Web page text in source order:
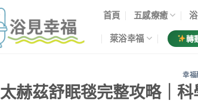
首頁 五感療癒
萊浴幸福 轉
幸福
太赫茲舒眠毯完整攻略｜